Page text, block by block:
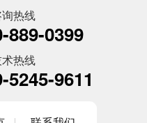
热线
889-0399
热线
5245-9611